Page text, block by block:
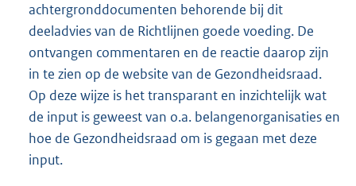
achtergronddocumenten behorende bij dit
deeladvies van de Richtlijnen goede voeding. De
ontvangen commentaren en de reactie daarop zijn
in te zien op de website van de Gezondheidsraad.
Op deze wijze is het transparant en inzichtelijk wat
de input is geweest van o.a. belangenorganisaties en
hoe de Gezondheidsraad om is gegaan met deze
input.